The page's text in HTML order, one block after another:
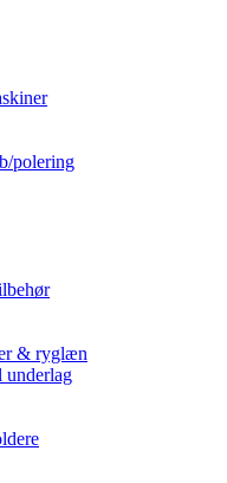
polering
& ryglæn
underlag